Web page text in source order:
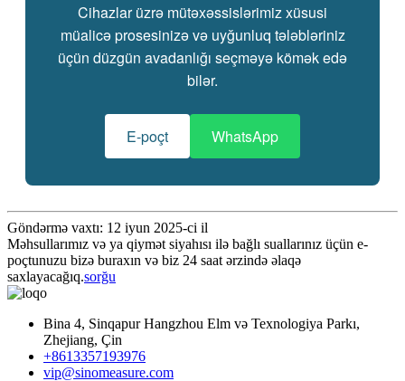
Cihazlar üzrə mütəxəssislərimiz xüsusi
müalicə prosesinizə və uyğunluq tələbləriniz
üçün düzgün avadanlığı seçməyə kömək edə
bilər.
E-poçt WhatsApp
Göndərmə vaxtı: 12 iyun 2025-ci il
Məhsullarımız və ya qiymət siyahısı ilə bağlı suallarınız üçün e-
poçtunuzu bizə buraxın və biz 24 saat ərzində əlaqə
saxlayacağıq.sorğu
Bina 4, Sinqapur Hangzhou Elm və Texnologiya Parkı,
Zhejiang, Çin
+8613357193976
vip@sinomeasure.com